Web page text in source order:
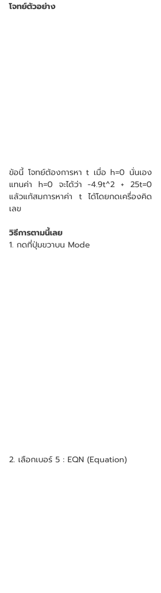
โจทย์ตัวอย่าง
ข้อนี้ โจทย์ต้องการหา t เมื่อ h=0 นั่นเอง
แทนค่า h=0 จะได้ว่า -4.9t^2 + 25t=0
แล้วแก้สมการหาค่า t ได้โดยกดเครื่องคิด
เลข
วิธีการตามนี้เลย
1. กดที่ปุ่มขวาบน Mode
2. เลือกเบอร์ 5 : EQN (Equation)